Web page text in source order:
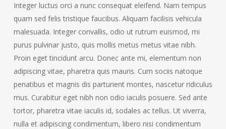
Integer luctus orci a nunc consequat eleifend. Nam tempus
quam sed felis tristique faucibus. Aliquam facilisis vehicula
malesuada. Integer convallis, odio ut rutrum euismod, mi
purus pulvinar justo, quis mollis metus metus vitae nibh.
Proin eget tincidunt arcu. Donec ante mi, elementum non
adipiscing vitae, pharetra quis mauris. Cum sociis natoque
penatibus et magnis dis parturient montes, nascetur ridiculus
mus. Curabitur eget nibh non odio iaculis posuere. Sed ante
tortor, pharetra vitae iaculis id, sodales ac tellus. Ut viverra,
nulla et adipiscing condimentum, libero nisi condimentum